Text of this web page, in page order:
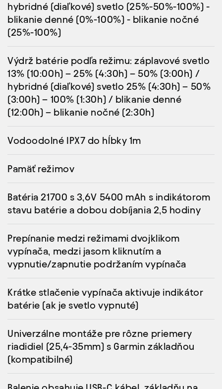
hybridné (diaľkové) svetlo (25%-50%-100%) -
blikanie denné (0%-100%) - blikanie nočné
(25%-100%)
Výdrž batérie podľa režimu: záplavové svetlo
13% (10:00h) – 25% (4:30h) – 50% (3:00h) /
hybridné (diaľkové) svetlo 25% (4:30h) – 50%
(3:00h) – 100% (1:30h) / blikanie denné
(12:00h) – blikanie nočné (2:30h)
Vodoodolné IPX7 do hĺbky 1m
Pamäť režimov
Batéria 21700 s 3,6V 5400 mAh s indikátorom
stavu batérie a dobou dobíjania 2,5 hodiny
Prepínanie medzi režimami dvojklikom
vypínača, medzi jasom kliknutím a
vypnutie/zapnutie podržaním vypínača
Krátke stlačenie vypínača aktivuje indikátor
batérie (ak je svetlo vypnuté)
Univerzálne montáže pre rôzne priemery
riadidiel (25,4-35mm) s Garmin základňou
(kompatibilné)